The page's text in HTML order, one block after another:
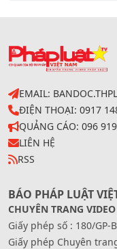
EMAIL:
ĐIỆN THOẠI: 0917
QUẢNG CÁO: 096
LIÊN HỆ
RSS
BÁO PHÁP LUẬT
CHUYÊN TRANG
Giấy phép số : 180/GP-
Giấy phép Chuyên